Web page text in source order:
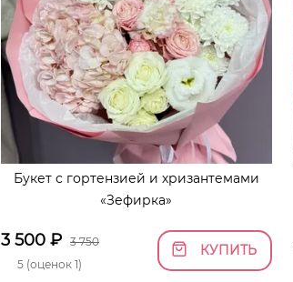
Букет с гортензией и хризантемами
«Зефирка»
3 500 ₽ 3 750
5 (оценок 1)
КУПИТЬ